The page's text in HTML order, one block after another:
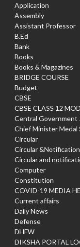
Application
Assembly
Assistant Professor
B.Ed
Bank
Books
Books & Magazines
BRIDGE COURSE
Budget
CBSE
CBSE CLASS 12
Central Government
Chief Minister Medal
Circular
Circular
Circular and
Computer
Constitution
COVID-19 MEDIA
Current affairs
Daily News
Defense
DHFW
DIKSHA PORTAL